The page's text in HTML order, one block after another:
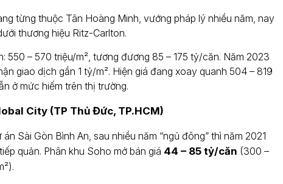
từng thuộc Tân Hoàng Minh, vướng pháp lý nhiều năm, nay
thương hiệu Ritz-Carlton.
550 – 570 triệu/m², tương đương 85 – 175 tỷ/căn. Năm 2023
giao dịch gần 1 tỷ/m². Hiện giá đang xoay quanh 504 – 819
ở mức hiếm trên thị trường.
City (TP Thủ Đức, TP.HCM)
Sài Gòn Bình An, sau nhiều năm “ngủ đông” thì năm 2021
quản. Phân khu Soho mở bán giá 44 – 85 tỷ/căn (300 –